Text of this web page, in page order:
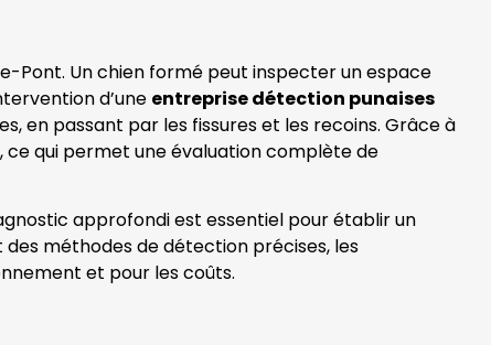
Pont. Un chien formé peut inspecter un espace
d’une entreprise détection punaises
en passant par les fissures et les recoins. Grâce à
ce qui permet une évaluation complète de
approfondi est essentiel pour établir un
méthodes de détection précises, les
et pour les coûts.